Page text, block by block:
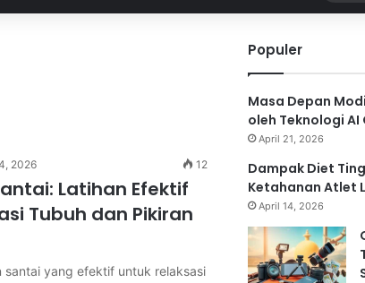
2026 12
Latihan Efektif
Tubuh dan Pikiran
santai yang efektif untuk relaksasi
Populer
Masa Depan
oleh Teknologi
April 21, 2026
Dampak Diet
Ketahanan Atlet
April 14, 2026